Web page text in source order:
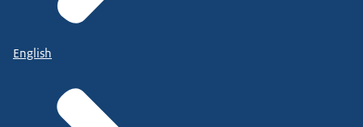
English